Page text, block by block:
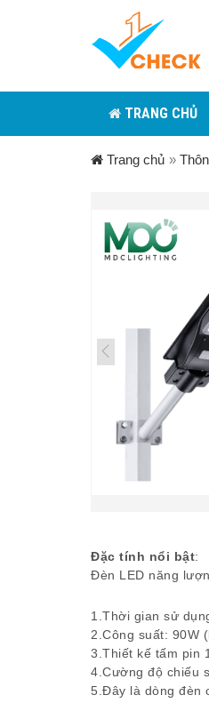
TRANG CHỦ
Trang chủ »
Đặc tính nổi bật:
Đèn LED năng
1.Thời gian sử
2.Công suất: 90W
3.Thiết kế tấm pin
4.Cường độ chiếu
5.Đây là dòng đèn